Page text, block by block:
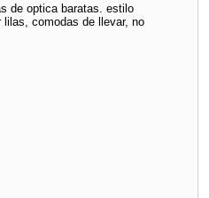
de optica baratas. estilo
lilas, comodas de llevar, no